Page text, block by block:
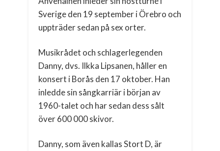
Sverige den 19 september i Örebro och
uppträder sedan på sex orter.
Musikrådet och schlagerlegenden
Danny, dvs. Ilkka Lipsanen, håller en
konsert i Borås den 17 oktober. Han
inledde sin sångkarriär i början av
1960-talet och har sedan dess sålt
över 600 000 skivor.
Danny, som även kallas Stort D, är